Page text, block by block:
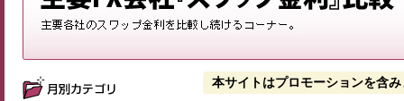
本サイトはプロモーションを含み